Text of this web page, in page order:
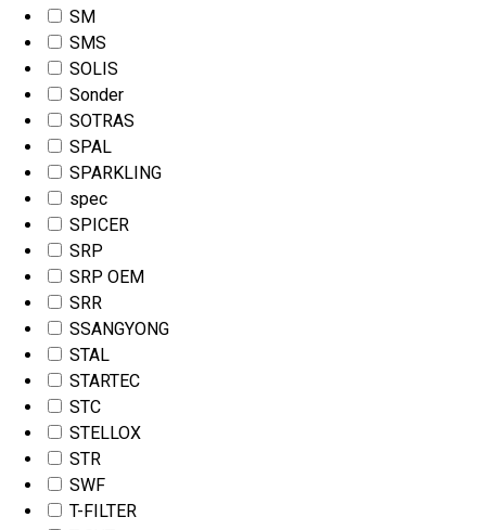
SM
SMS
SOLIS
Sonder
SOTRAS
SPAL
SPARKLING
spec
SPICER
SRP
SRP OEM
SRR
SSANGYONG
STAL
STARTEC
STC
STELLOX
STR
SWF
T-FILTER